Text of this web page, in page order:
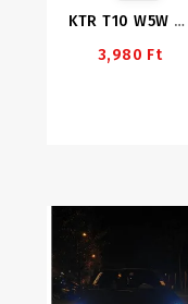
KTR T10 W5W LED
3,980 Ft